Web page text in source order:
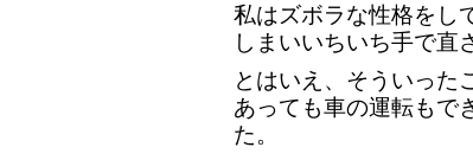
私はズボラな性格をし
しまいいちいち手で直
とはいえ、そういった
あっても車の運転もで
た。